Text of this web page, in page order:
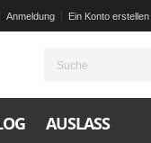
Anmeldung Ein Konto erstellen
AUSLASS